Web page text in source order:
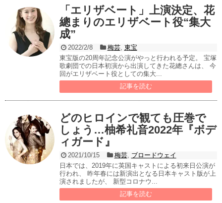
「エリザベート」上演決定、花
總まりのエリザベート役“集大
成”
2022/2/8 梅芸, 東宝
東宝版の20周年記念公演がやっと行われる予定。 宝塚
歌劇団での日本初演から出演してきた花總さんは、 今
回がエリザベート役としての集大...
記事を読む
どのヒロインで観ても圧巻で
しょう…柚希礼音2022年『ボデ
ィガード』
2021/10/15 梅芸, ブロードウェイ
日本では、2019年に英国キャストによる初来日公演が
行われ、 昨年春には新演出となる日本キャスト版が上
演されましたが、 新型コロナウ...
記事を読む